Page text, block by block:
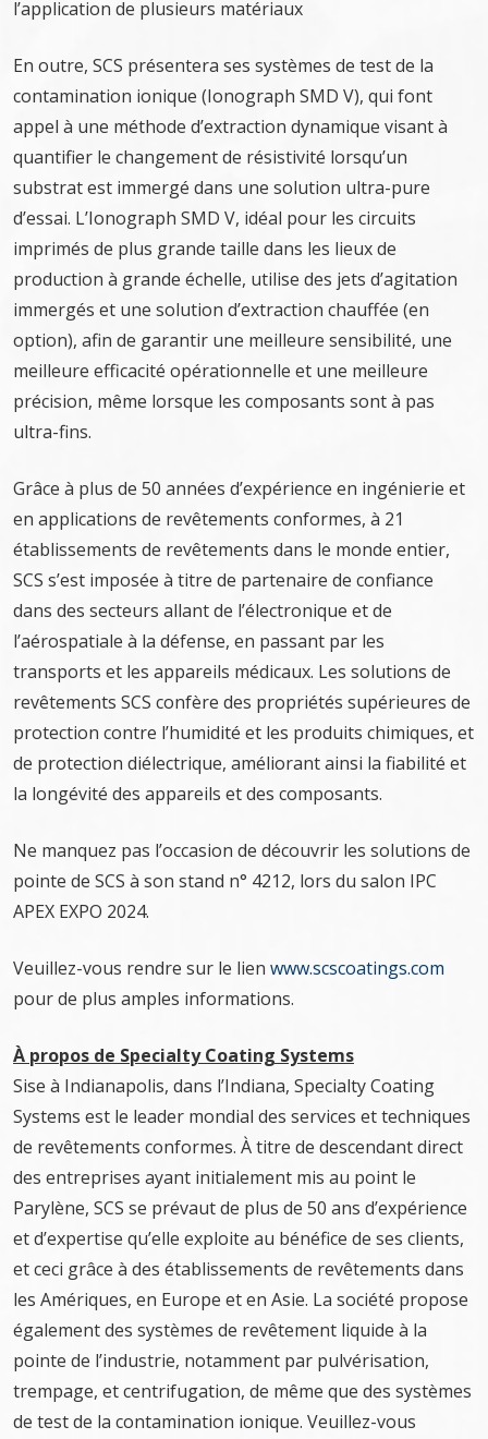
l’application de plusieurs matériaux
En outre, SCS présentera ses systèmes de test de la
contamination ionique (Ionograph SMD V), qui font
appel à une méthode d’extraction dynamique visant à
quantifier le changement de résistivité lorsqu’un
substrat est immergé dans une solution ultra-pure
d’essai. L’Ionograph SMD V, idéal pour les circuits
imprimés de plus grande taille dans les lieux de
production à grande échelle, utilise des jets d’agitation
immergés et une solution d’extraction chauffée (en
option), afin de garantir une meilleure sensibilité, une
meilleure efficacité opérationnelle et une meilleure
précision, même lorsque les composants sont à pas
ultra-fins.
Grâce à plus de 50 années d’expérience en ingénierie et
en applications de revêtements conformes, à 21
établissements de revêtements dans le monde entier,
SCS s’est imposée à titre de partenaire de confiance
dans des secteurs allant de l’électronique et de
l’aérospatiale à la défense, en passant par les
transports et les appareils médicaux. Les solutions de
revêtements SCS confère des propriétés supérieures de
protection contre l’humidité et les produits chimiques, et
de protection diélectrique, améliorant ainsi la fiabilité et
la longévité des appareils et des composants.
Ne manquez pas l’occasion de découvrir les solutions de
pointe de SCS à son stand n° 4212, lors du salon IPC
APEX EXPO 2024.
Veuillez-vous rendre sur le lien www.scscoatings.com
pour de plus amples informations.
À propos de Specialty Coating Systems
Sise à Indianapolis, dans l’Indiana, Specialty Coating
Systems est le leader mondial des services et techniques
de revêtements conformes. À titre de descendant direct
des entreprises ayant initialement mis au point le
Parylène, SCS se prévaut de plus de 50 ans d’expérience
et d’expertise qu’elle exploite au bénéfice de ses clients,
et ceci grâce à des établissements de revêtements dans
les Amériques, en Europe et en Asie. La société propose
également des systèmes de revêtement liquide à la
pointe de l’industrie, notamment par pulvérisation,
trempage, et centrifugation, de même que des systèmes
de test de la contamination ionique. Veuillez-vous